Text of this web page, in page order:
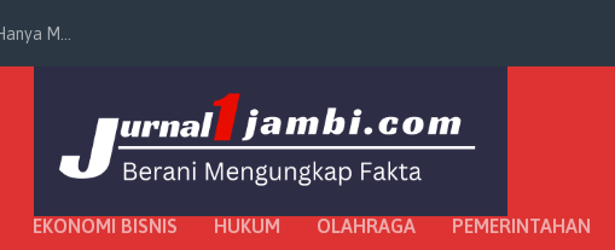
M...
EKONOMI BISNIS HUKUM OLAHRAGA PEMERINTAHAN